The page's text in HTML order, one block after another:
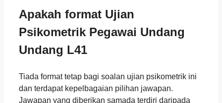
Apakah format Ujian
Psikometrik Pegawai Undang
Undang L41
Tiada format tetap bagi soalan ujian psikometrik ini
dan terdapat kepelbagaian pilihan jawapan.
Jawapan yang diberikan samada terdiri daripada